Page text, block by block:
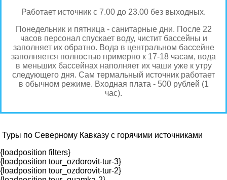
Работает источник с 7.00 до 23.00 без выходных.
Понедельник и пятница - санитарные дни. После 22
часов персонал спускает воду, чистит бассейны и
заполняет их обратно. Вода в центральном бассейне
заполняется полностью примерно к 17-18 часам, вода
в меньших бассейнах наполняет их чаши уже к утру
следующего дня. Сам термальный источник работает
в обычном режиме. Входная плата - 500 рублей (1
час).
Туры по Северному Кавказу с горячими источниками
{loadposition filters}
{loadposition tour_ozdorovit-tur-3}
{loadposition tour_ozdorovit-tur-2}